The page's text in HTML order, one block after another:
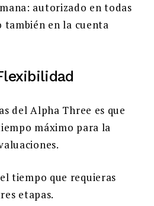
autorizado en todas
también en la cuenta
del Alpha Three es que
máximo para la
tiempo que requieras
etapas.